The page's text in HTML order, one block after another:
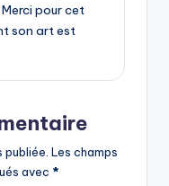
pour cet
son art est
Les champs
avec *